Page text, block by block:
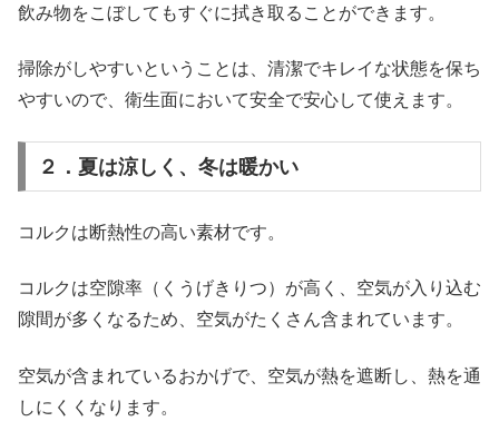
飲み物をこぼしてもすぐに拭き取ることができます。
掃除がしやすいということは、清潔でキレイな状態を保ち
やすいので、衛生面において安全で安心して使えます。
２．夏は涼しく、冬は暖かい
コルクは断熱性の高い素材です。
コルクは空隙率（くうげきりつ）が高く、空気が入り込む
隙間が多くなるため、空気がたくさん含まれています。
空気が含まれているおかげで、空気が熱を遮断し、熱を通
しにくくなります。